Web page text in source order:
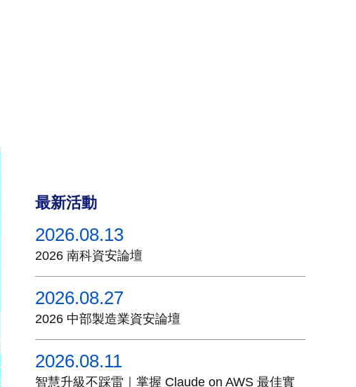
最新活動
2026.08.13
2026 南科資安論壇
2026.08.27
2026 中部製造業資安論壇
2026.08.11
智慧升級不踩雷｜掌握 Claude on AWS 最佳實